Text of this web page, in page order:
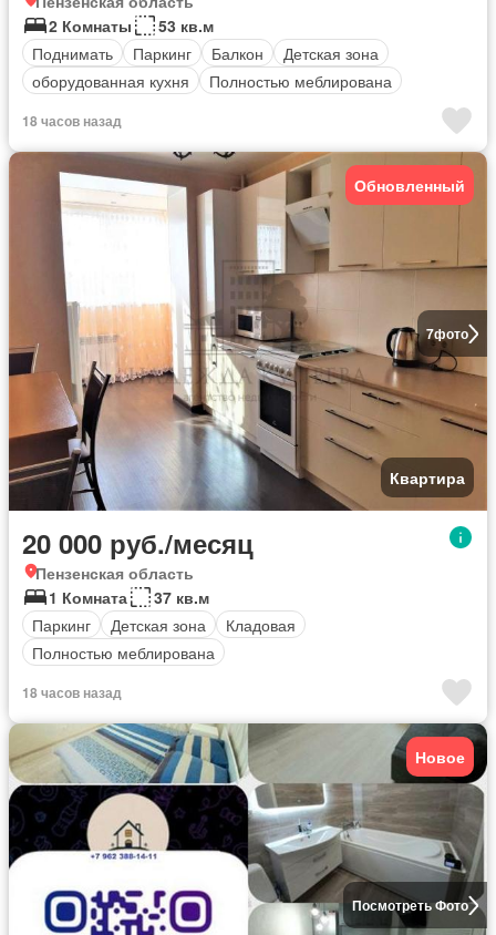
2 Комнаты
53 кв.м
Поднимать
Паркинг Балкон
Детская зона
оборудованная кухня
Полностью меблирована
18 часов назад
7фото
Обновленный
Квартира
20 000 руб./месяц
Пензенская область
1 Комната
37 кв.м
Паркинг
Детская зона
Кладовая
Полностью меблирована
18 часов назад
Посмотреть Фото
Новое